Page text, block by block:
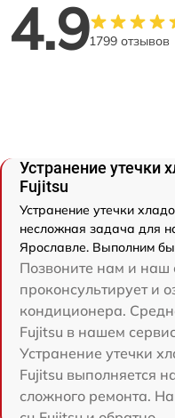
4.91799 отзывов
Устранение утечки
Fujitsu
Устранение утечки
несложная задача для
Ярославле. Выполним
Позвоните нам и наш
проконсультирует и
кондиционера.
Fujitsu в нашем
Устранение утечки
Fujitsu выполняется
сложного ремонта.